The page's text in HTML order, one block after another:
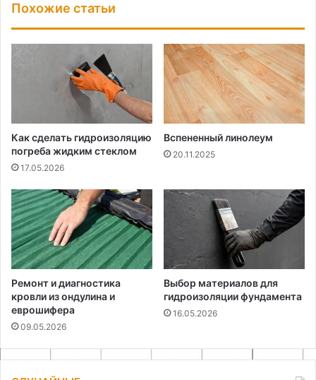
Похожие статьи
Как сделать гидроизоляцию
погреба жидким стеклом
17.05.2026
Вспененный линолеум
20.11.2025
Ремонт и диагностика
кровли из ондулина и
еврошифера
09.05.2026
Выбор материалов для
гидроизоляции фундамента
16.05.2026